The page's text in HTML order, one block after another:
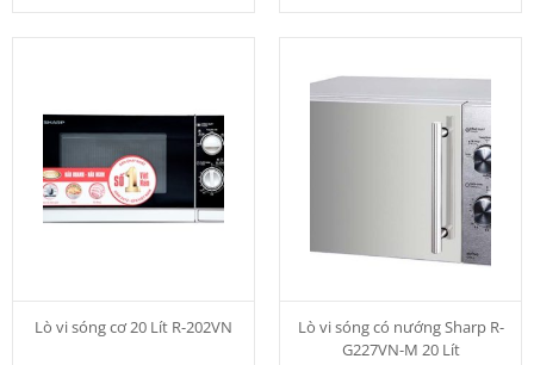
Lò vi sóng cơ 20 Lít R-202VN
Lò vi sóng có nướng Sharp R-
G227VN-M 20 Lít